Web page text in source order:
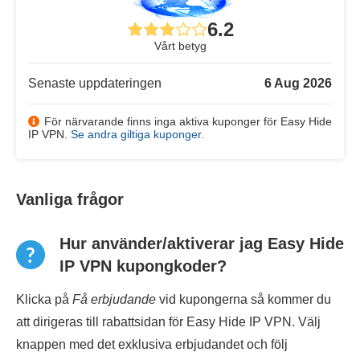
6.2
Vårt betyg
Senaste uppdateringen 6 Aug 2026
För närvarande finns inga aktiva kuponger för Easy Hide
IP VPN. Se andra giltiga kuponger.
Vanliga frågor
Hur använder/aktiverar jag Easy Hide
IP VPN kupongkoder?
Klicka på Få erbjudande vid kupongerna så kommer du
att dirigeras till rabattsidan för Easy Hide IP VPN. Välj
knappen med det exklusiva erbjudandet och följ